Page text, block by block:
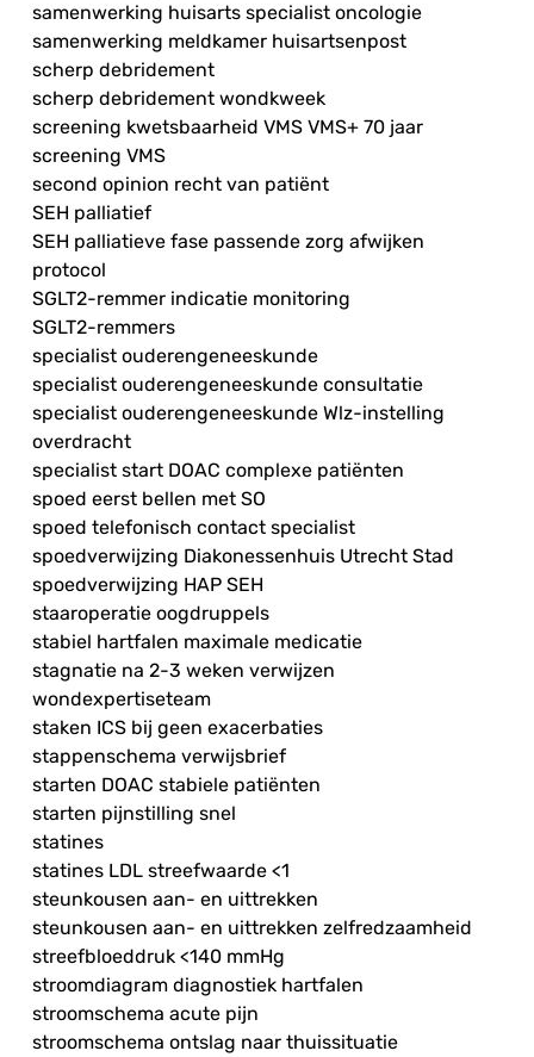
samenwerking huisarts specialist oncologie
samenwerking meldkamer huisartsenpost
scherp debridement
scherp debridement wondkweek
screening kwetsbaarheid VMS VMS+ 70 jaar
screening VMS
second opinion recht van patiënt
SEH palliatief
SEH palliatieve fase passende zorg afwijken
protocol
SGLT2-remmer indicatie monitoring
SGLT2-remmers
specialist ouderengeneeskunde
specialist ouderengeneeskunde consultatie
specialist ouderengeneeskunde Wlz-instelling
overdracht
specialist start DOAC complexe patiënten
spoed eerst bellen met SO
spoed telefonisch contact specialist
spoedverwijzing Diakonessenhuis Utrecht Stad
spoedverwijzing HAP SEH
staaroperatie oogdruppels
stabiel hartfalen maximale medicatie
stagnatie na 2-3 weken verwijzen
wondexpertiseteam
staken ICS bij geen exacerbaties
stappenschema verwijsbrief
starten DOAC stabiele patiënten
starten pijnstilling snel
statines
statines LDL streefwaarde <1
steunkousen aan- en uittrekken
steunkousen aan- en uittrekken zelfredzaamheid
streefbloeddruk <140 mmHg
stroomdiagram diagnostiek hartfalen
stroomschema acute pijn
stroomschema ontslag naar thuissituatie